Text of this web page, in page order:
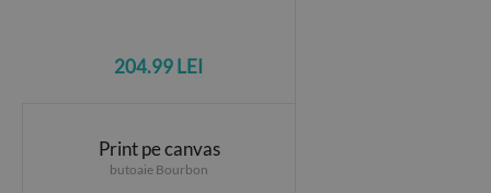
204.99 LEI
Print pe canvas
butoaie Bourbon